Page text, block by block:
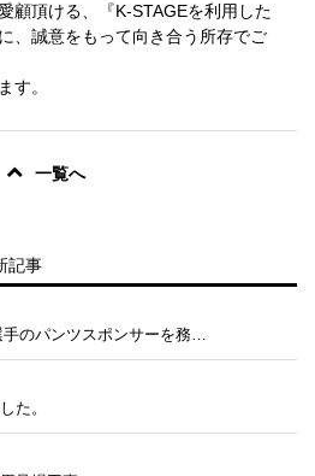
顧頂ける、『K-STAGEを利用した
、誠意をもって向き合う所存でご
す。
一覧へ
記事
手のパンツスポンサーを務…
た。